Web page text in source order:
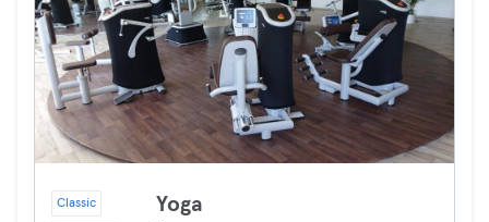
Classic Yoga